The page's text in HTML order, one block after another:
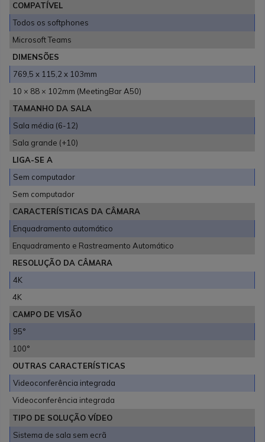
COMPATÍVEL
Todos os softphones
Microsoft Teams
DIMENSÕES
769,5 x 115,2 x 103mm
10 × 88 × 102mm (MeetingBar A50)
TAMANHO DA SALA
Sala média (6-12)
Sala grande (+10)
LIGA-SE A
Sem computador
Sem computador
CARACTERÍSTICAS DA CÂMARA
Enquadramento automático
Enquadramento e Rastreamento Automático
RESOLUÇÃO DA CÂMARA
4K
4K
CAMPO DE VISÃO
95°
100°
OUTRAS CARACTERÍSTICAS
Videoconferência integrada
Videoconferência integrada
TIPO DE SOLUÇÃO VÍDEO
Sistema de sala sem ecrã